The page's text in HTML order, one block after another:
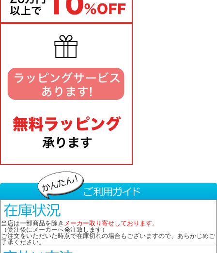
当店は一部商品を除き メーカー取り寄せしております。
（受注後にメーカーへ発注致します）
ご注文をいただいた時点で在庫切れの場合もございますので、あらかじめご
了承ください。